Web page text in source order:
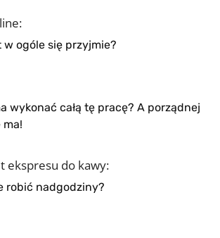
ogóle się przyjmie?
wykonać całą tę pracę? A porządnej
ekspresu do kawy:
robić nadgodziny?